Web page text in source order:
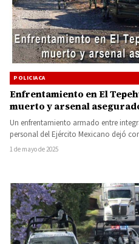
POLICIACA
Enfrentamiento en El
muerto y arsenal
Un enfrentamiento armado entre
personal del Ejército Mexicano dejó
1 de mayo de 2025